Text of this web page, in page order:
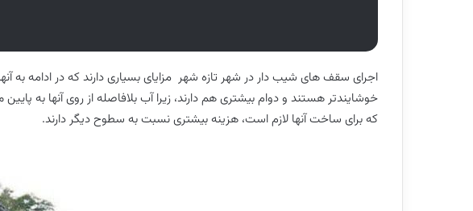
اجرای سقف های شیب دار در شهر تازه شهر مزایای بسیاری دارند که در ادامه به
خوشایندتر هستند و دوام بیشتری هم دارند، زیرا آب بلافاصله از روی آنها به
که برای ساخت آنها لازم است، هزینه بیشتری نسبت به سطوح دیگر دارند.